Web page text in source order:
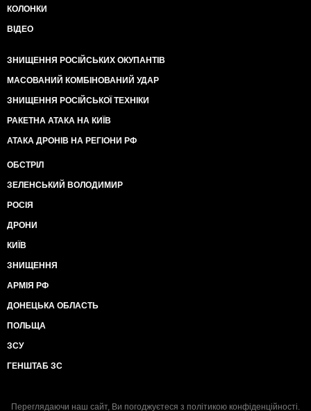
КОЛОНКИ
ВІДЕО
ЗНИЩЕННЯ РОСІЙСЬКИХ ОКУПАНТІВ
МАСОВАНИЙ КОМБІНОВАНИЙ УДАР
ЗНИЩЕННЯ РОСІЙСЬКОЇ ТЕХНІКИ
РАКЕТНА АТАКА НА КИЇВ
АТАКА ДРОНІВ НА РЕГІОНИ РФ
ОБСТРІЛ
ЗЕЛЕНСЬКИЙ ВОЛОДИМИР
РОСІЯ
ДРОНИ
КИЇВ
ЗНИЩЕННЯ
АРМІЯ РФ
ДОНЕЦЬКА ОБЛАСТЬ
ПОЛЬЩА
ЗСУ
ГЕНШТАБ ЗС
Переглядаючи наш сайт, Ви погоджуєтеся з політикою конфіденційності.